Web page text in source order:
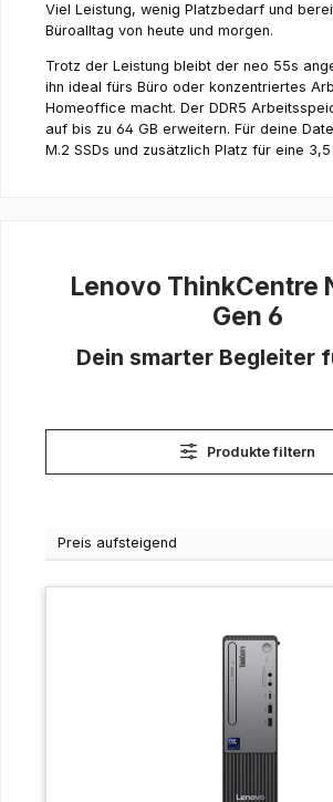
Viel Leistung, wenig Platzbedarf und
Büroalltag von heute und morgen.
Trotz der Leistung bleibt der neo 55s
ihn ideal fürs Büro oder konzentriertes
Homeoffice macht. Der DDR5
auf bis zu 64 GB erweitern. Für deine
M.2 SSDs und zusätzlich Platz für eine
Lenovo ThinkCentre
Gen 6
Dein smarter Begleiter
Produkte filtern